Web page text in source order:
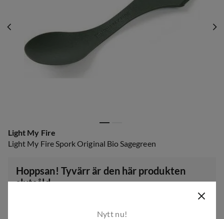
Light My Fire
Light My Fire Spork Original Bio Sagegreen
Hoppsan! Tyvärr är den här produkten
slutsåld.
Men som tur är har vi många fler produkter för aktiviteter
Nytt nu!